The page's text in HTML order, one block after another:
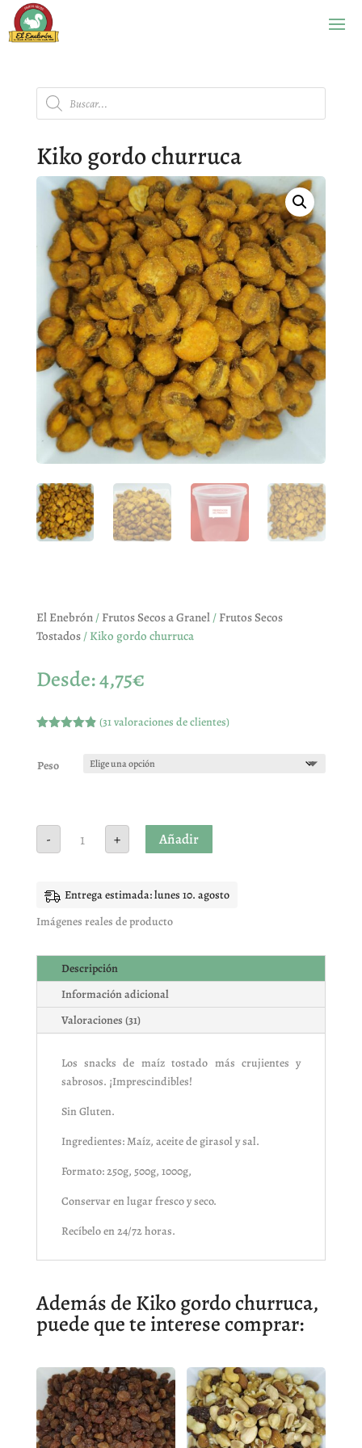
Búsqueda
de
productos
Kiko gordo churruca
El Enebrón/ Frutos Secos a Granel/ Frutos Secos
Tostados/ Kiko gordo churruca
Desde:4,75€
5 en base
a
(31valoraciones de clientes)
Peso
- gordo
churruca
+ Añadir
Entrega estimada: lunes 10. agosto
Imágenes reales de producto
Descripción
Información adicional
Valoraciones (31)
Los snacks de maíz tostado más crujientes y
sabrosos. ¡Imprescindibles!
Sin Gluten.
Ingredientes: Maíz, aceite de girasol y sal.
Formato: 250g, 500g, 1000g,
Conservar en lugar fresco y seco.
Recíbelo en 24/72 horas.
Además de Kiko gordo churruca,
puede que te interese comprar: